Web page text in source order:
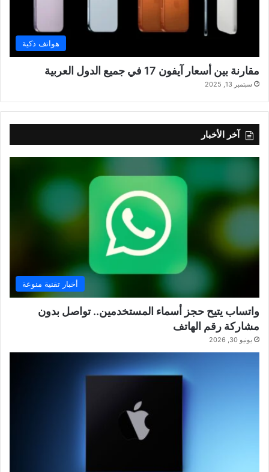
هواتف ذكية
مقارنة بين أسعار آيفون 17 في جميع الدول العربية
سبتمبر 13, 2025
آخر الأخبار
أخبار تقنية منوعة
واتساب يتيح حجز أسماء المستخدمين.. تواصل بدون
مشاركة رقم الهاتف
يونيو 30, 2026